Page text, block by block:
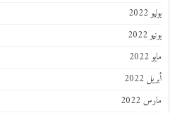
يوليو 2022
يونيو 2022
مايو 2022
أبريل 2022
مارس 2022